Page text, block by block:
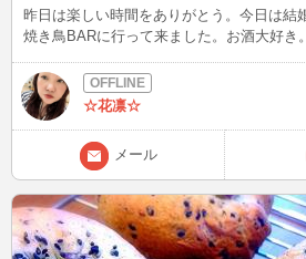
昨日は楽しい時間をありがとう。今日は結
焼き鳥BARに行って来ました。お酒大好き
☆花凛☆
メール